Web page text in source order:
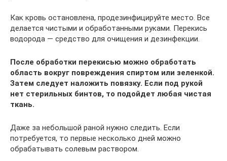
Как кровь остановлена, продезинфицируйте место. Все
делается чистыми и обработанными руками. Перекись
водорода — средство для очищения и дезинфекции.
После обработки перекисью можно обработать
область вокруг повреждения спиртом или зеленкой.
Затем следует наложить повязку. Если под рукой
нет стерильных бинтов, то подойдет любая чистая
ткань.
Даже за небольшой раной нужно следить. Если
потребуется, то первые несколько дней можно
обрабатывать солевым раствором.